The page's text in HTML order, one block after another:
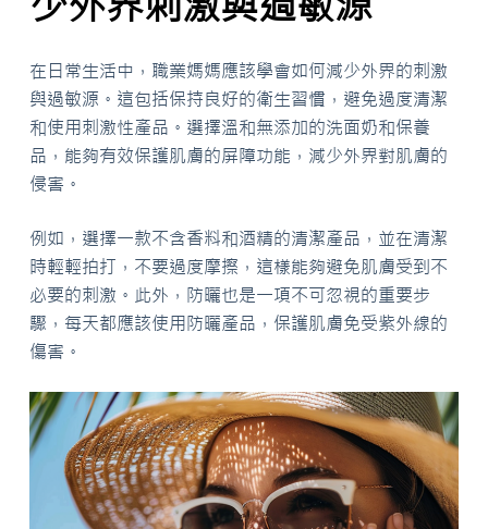
在日常生活中，職業媽媽應該學會如何減少外界的刺激
與過敏源。這包括保持良好的衛生習慣，避免過度清潔
和使用刺激性產品。選擇溫和無添加的洗面奶和保養
品，能夠有效保護肌膚的屏障功能，減少外界對肌膚的
侵害。
例如，選擇一款不含香料和酒精的清潔產品，並在清潔
時輕輕拍打，不要過度摩擦，這樣能夠避免肌膚受到不
必要的刺激。此外，防曬也是一項不可忽視的重要步
驟，每天都應該使用防曬產品，保護肌膚免受紫外線的
傷害。